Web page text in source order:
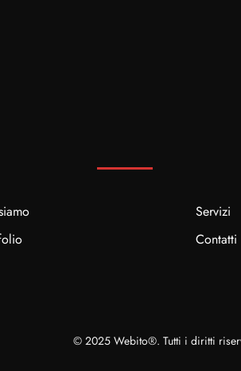
Servizi
Contatti
© 2025 Webito®. Tutti i diritti